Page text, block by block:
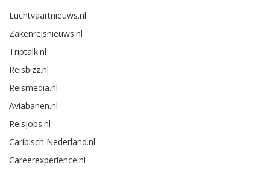
Luchtvaartnieuws.nl
Zakenreisnieuws.nl
Triptalk.nl
Reisbizz.nl
Reismedia.nl
Aviabanen.nl
Reisjobs.nl
Caribisch Nederland.nl
Careerexperience.nl